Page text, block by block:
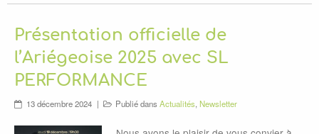
Présentation officielle de
l’Ariégeoise 2025 avec SL
PERFORMANCE
13 décembre 2024 Publié dansActualités, Newsletter